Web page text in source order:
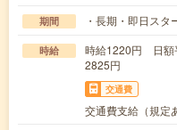
期間 ・長期・即日スタ
時給
時給1220円 日額
2825円
交通費
交通費支給（規定